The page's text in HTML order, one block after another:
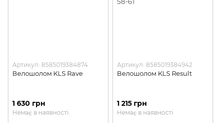
Артикул: 8585019384874
Велошолом KLS Rave
1 630 грн
Немає в наявності
Артикул: 8585019384942
Велошолом KLS Result
1 215 грн
Немає в наявності